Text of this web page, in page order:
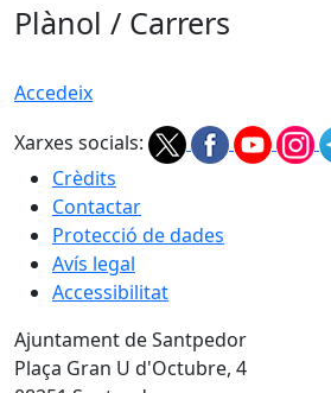
Plànol / Carrers
Accedeix
Xarxes socials:
Crèdits
Contactar
Protecció de dades
Avís legal
Accessibilitat
Ajuntament de Santpedor
Plaça Gran U d'Octubre, 4